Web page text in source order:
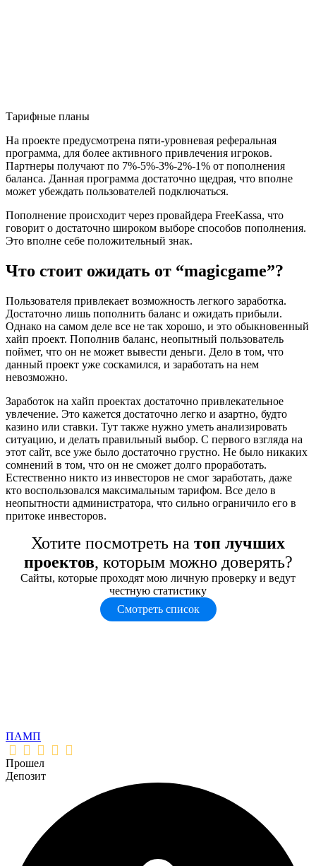
Тарифные планы
На проекте предусмотрена пяти-уровневая реферальная
программа, для более активного привлечения игроков.
Партнеры получают по 7%-5%-3%-2%-1% от пополнения
баланса. Данная программа достаточно щедрая, что вполне
может убеждать пользователей подключаться.
Пополнение происходит через провайдера FreeKassa, что
говорит о достаточно широком выборе способов пополнения.
Это вполне себе положительный знак.
Что стоит ожидать от “magicgame”?
Пользователя привлекает возможность легкого заработка.
Достаточно лишь пополнить баланс и ожидать прибыли.
Однако на самом деле все не так хорошо, и это обыкновенный
хайп проект. Пополнив баланс, неопытный пользователь
поймет, что он не может вывести деньги. Дело в том, что
данный проект уже соскамился, и заработать на нем
невозможно.
Заработок на хайп проектах достаточно привлекательное
увлечение. Это кажется достаточно легко и азартно, будто
казино или ставки. Тут также нужно уметь анализировать
ситуацию, и делать правильный выбор. С первого взгляда на
этот сайт, все уже было достаточно грустно. Не было никаких
сомнений в том, что он не сможет долго проработать.
Естественно никто из инвесторов не смог заработать, даже
кто воспользовался максимальным тарифом. Все дело в
неопытности администратора, что сильно ограничило его в
притоке инвесторов.
Хотите посмотреть на топ лучших
проектов, которым можно доверять?
Сайты, которые проходят мою личную проверку и ведут
честную статистику
Смотреть список
ПАМП
Прошел
Депозит